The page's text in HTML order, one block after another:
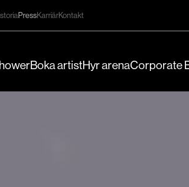
PressKarriärKontakt
Boka artistHyr arenaCorporate